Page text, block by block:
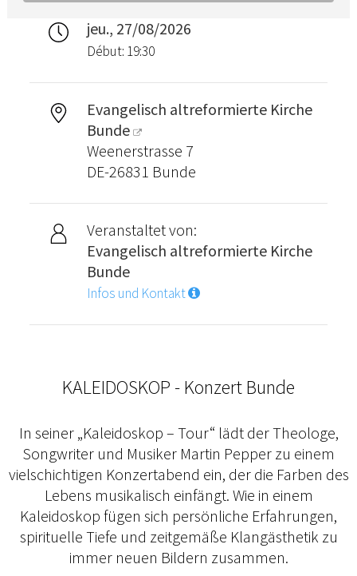
jeu., 27/08/2026
Début: 19:30
Evangelisch altreformierte Kirche
Bunde
Weenerstrasse 7
DE-26831 Bunde
Veranstaltet von:
Evangelisch altreformierte Kirche
Bunde
Infos und Kontakt
KALEIDOSKOP - Konzert Bunde
In seiner „Kaleidoskop – Tour“ lädt der Theologe,
Songwriter und Musiker Martin Pepper zu einem
vielschichtigen Konzertabend ein, der die Farben des
Lebens musikalisch einfängt. Wie in einem
Kaleidoskop fügen sich persönliche Erfahrungen,
spirituelle Tiefe und zeitgemäße Klangästhetik zu
immer neuen Bildern zusammen.